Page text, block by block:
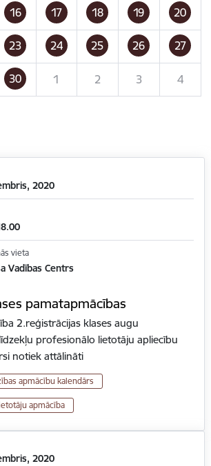
16 17 18 19 20
23 24 25 26 27
30 1 2 3 4
2020
vieta
Vadības Centrs
pamatapmācības
2.reģistrācijas klases augu
profesionālo lietotāju apliecību
notiek attālināti
apmācību kalendārs
apmācība
2020